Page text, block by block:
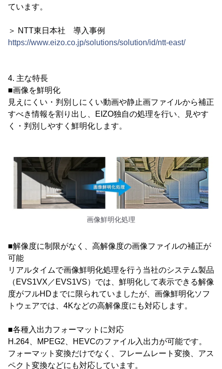
ています。
＞ NTT東日本社 導入事例
https://www.eizo.co.jp/solutions/solution/id/ntt-east/
4. 主な特長
■画像を鮮明化
見えにくい・判別しにくい動画や静止画ファイルから補正
すべき情報を割り出し、EIZO独自の処理を行い、見やす
く・判別しやすく鮮明化します。
画像鮮明化処理
■解像度に制限がなく、高解像度の画像ファイルの補正が
可能
リアルタイムで画像鮮明化処理を行う当社のシステム製品
（EVS1VX／EVS1VS）では、鮮明化して表示できる解像
度がフルHDまでに限られていましたが、画像鮮明化ソフ
トウェアでは、4Kなどの高解像度にも対応します。
■各種入出力フォーマットに対応
H.264、MPEG2、HEVCのファイル入出力が可能です。
フォーマット変換だけでなく、フレームレート変換、アス
ペクト変換などにも対応しています。